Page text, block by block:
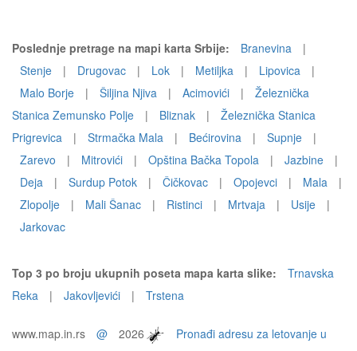
Poslednje pretrage na mapi karta Srbije: Branevina
|
Stenje
| Drugovac | Lok | Metiljka | Lipovica
|
Malo Borje
| Šiljina Njiva | Acimovići |
Železnička
Stanica Zemunsko Polje
| Bliznak |
Železnička Stanica
Prigrevica
| Strmačka Mala | Bećirovina | Supnje
|
Zarevo
| Mitrovići | Opština Bačka Topola | Jazbine
|
Deja
| Surdup Potok | Čičkovac | Opojevci | Mala
|
Zlopolje
| Mali Šanac | Ristinci | Mrtvaja | Usije
|
Jarkovac
Top 3 po broju ukupnih poseta mapa karta slike:
Trnavska
Reka
| Jakovljevići | Trstena
www.map.in.rs @ 2026
Pronađi adresu za letovanje u